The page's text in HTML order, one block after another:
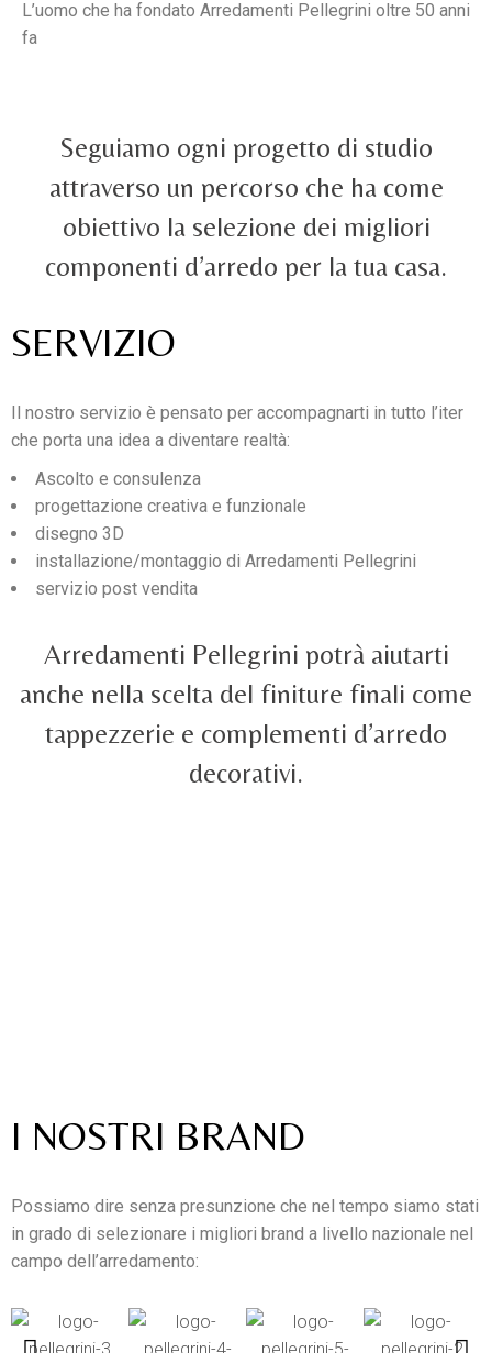
L’uomo che ha fondato Arredamenti Pellegrini oltre 50 anni
fa
Seguiamo ogni progetto di studio
attraverso un percorso che ha come
obiettivo la selezione dei migliori
componenti d’arredo per la tua casa.
SERVIZIO
Il nostro servizio è pensato per accompagnarti in tutto l’iter
che porta una idea a diventare realtà:
Ascolto e consulenza
progettazione creativa e funzionale
disegno 3D
installazione/montaggio di Arredamenti Pellegrini
servizio post vendita
Arredamenti Pellegrini potrà aiutarti
anche nella scelta del finiture finali come
tappezzerie e complementi d’arredo
decorativi.
I NOSTRI BRAND
Possiamo dire senza presunzione che nel tempo siamo stati
in grado di selezionare i migliori brand a livello nazionale nel
campo dell’arredamento: